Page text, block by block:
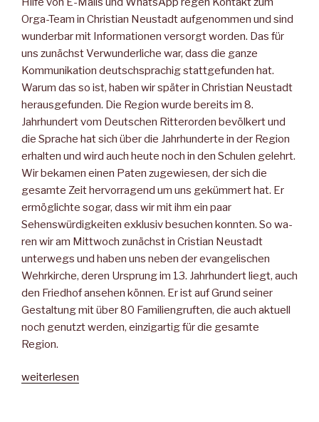
Orga-Team in Christian Neustadt aufgenom­men und sind
wunderbar mit Informationen versorgt worden. Das für
uns zunächst Verwunderliche war, dass die ganze
Kommu­nikation deutschsprachig stattgefunden hat.
Warum das so ist, haben wir später in Christian Neustadt
herausgefunden. Die Re­gion wurde bereits im 8.
Jahrhundert vom Deutschen Ritterorden bevölkert und
die Sprache hat sich über die Jahrhunderte in der Region
erhalten und wird auch heute noch in den Schulen gelehrt.
Wir bekamen einen Paten zugewiesen, der sich die
gesamte Zeit her­vorragend um uns gekümmert hat. Er
ermöglichte sogar, dass wir mit ihm ein paar
Sehenswürdigkeiten exklusiv besuchen konnten. So wa­
ren wir am Mittwoch zunächst in Cristian Neustadt
unterwegs und haben uns neben der evangelischen
Wehrkirche, deren Ursprung im 13. Jahrhundert liegt, auch
den Friedhof ansehen können. Er ist auf Grund seiner
Gestaltung mit über 80 Familiengruften, die auch ak­tuell
noch genutzt werden, einzigartig für die gesamte
Region.
„Neustädter
weiterlesen